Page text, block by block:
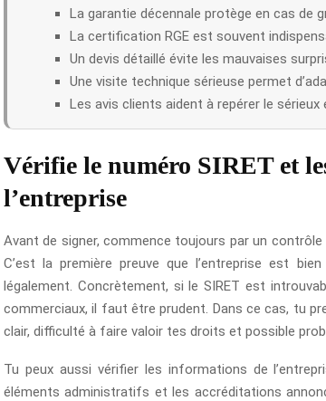
La garantie décennale protège en cas de
La certification RGE est souvent
Un devis détaillé évite les mauvaises
Une visite technique sérieuse permet
Les avis clients aident à repérer le sérieux
Vérifie le numéro SIRET et
l’entreprise
Avant de signer, commence toujours par un
C’est la première preuve que l’entreprise est
légalement. Concrètement, si le SIRET est
commerciaux, il faut être prudent. Dans ce cas, tu
clair, difficulté à faire valoir tes droits et possible
Tu peux aussi vérifier les informations de
éléments administratifs et les accréditations